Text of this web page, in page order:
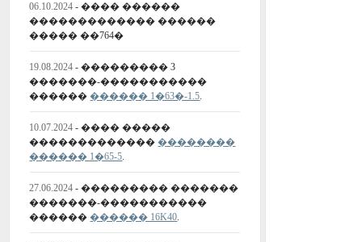
06.10.2024 - ���� ������
������������� ������
����� ��764�
19.08.2024 - ��������� 3
�������-�����������
������������ 1�63�-1.5.
10.07.2024 - ���� �����
���������������������
������ 1�65-5.
27.06.2024 - ��������� �������
�������-�����������
������������ 16K40.